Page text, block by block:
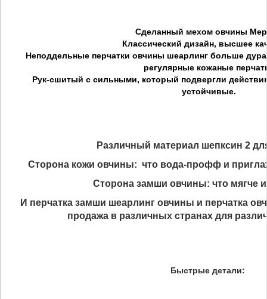
Сделанный мехом овчины
Классический дизайн, высшее
Неподдельные перчатки овчины шеарлинг больше
регулярные кожаные
Рук-сшитый с сильными, который подвергли
устойчивые.
Различный материал шепксин 2
Сторона кожи овчины: что вода-профф и
Сторона замши овчины: что мягче
И перчатка замши шеарлинг овчины и перчатка
продажа в различных странах для
Быстрые детали: